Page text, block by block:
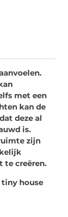
met een
kan de
deze al
is.
zijn
te creëren.